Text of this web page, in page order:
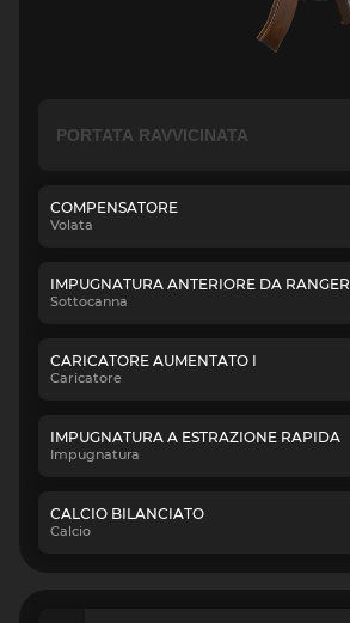
COMPENSATORE
Volata
IMPUGNATURA ANTERIORE DA RANGER
Sottocanna
CARICATORE AUMENTATO I
Caricatore
IMPUGNATURA A ESTRAZIONE RAPIDA
Impugnatura
CALCIO BILANCIATO
Calcio